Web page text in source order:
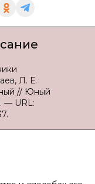
Л. Е.
// Юный
— URL: